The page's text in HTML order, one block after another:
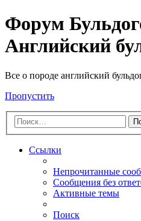
Форум
Английский
Все о породе английский
Пропустить
Ссылки
Непрочитанные
Сообщения без
Активные темы
Поиск